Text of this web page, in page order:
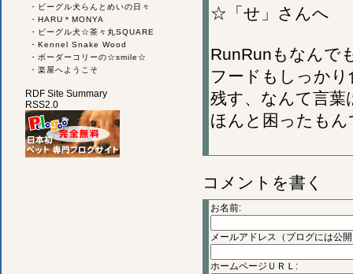
・
ビーグル犬らんとめいの日々
・ HARU＊MONYA
・
ビーグル犬☆茶々丸SQUARE
・ Kennel Snake Wood
・ ボーダーコリーの☆smile☆
・ 楽屋へようこそ
RDF Site Summary
RSS2.0
☆「せ」さんへ
RunRunもなんで
フードもしっか
残す、なんて言
ほんと困ったも
コメントを書く
お名前:
メールアドレス（ブログには公
ホームページＵＲＬ: